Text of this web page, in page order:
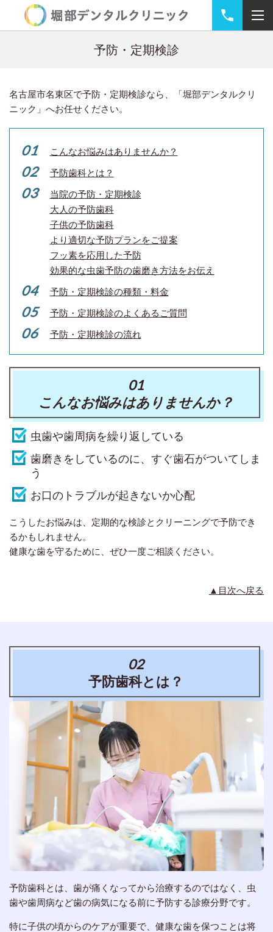
予防・定期検診
名古屋市名東区で予防・定期検診なら、「堀部デンタルクリ
ニック」へお任せください。
こんなお悩みはありませんか？
予防歯科とは？
当院の予防・定期検診
大人の予防歯科
子供の予防歯科
より適切な予防プランをご提案
フッ素を応用した予防
効果的な虫歯予防の歯磨き方法をお伝え
予防・定期検診の種類・料金
予防・定期検診のよくあるご質問
予防・定期検診の流れ
01
こんなお悩みはありませんか？
虫歯や歯周病を繰り返している
歯磨きをしているのに、すぐ歯石がついてしま
う
お口のトラブルが起きないか心配
こうしたお悩みは、定期的な検診とクリーニングで予防でき
るかもしれません。
健康な歯を守るために、ぜひ一度ご相談ください。
▲目次へ戻る
02
予防歯科とは？
予防歯科とは、歯が痛くなってから治療するのではなく、虫
歯や歯周病など歯の病気になる前に予防する診療分野です。
特に子供の頃からのケアが重要で、健康な歯を保つことは将